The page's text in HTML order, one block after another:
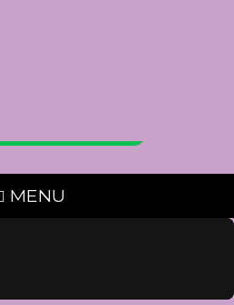
MENU